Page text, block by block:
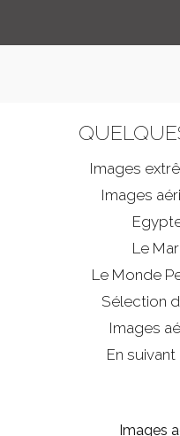
Images
Images
Le
Le Monde
Sélection
Images
En
Images